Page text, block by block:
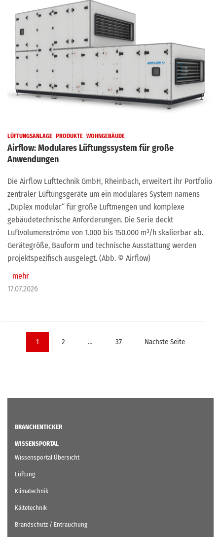
LÜFTUNGSANLAGE PRODUKTE WOHNGEBÄUDE
Airflow: Modulares Lüftungssystem für große
Anwendungen
Die Airflow Lufttechnik GmbH, Rheinbach, erweitert ihr Portfolio
zentraler Lüftungsgeräte um ein modulares System namens
„Duplex modular“ für große Luftmengen und komplexe
gebäudetechnische Anforderungen. Die Serie deckt
Luftvolumenströme von 1.000 bis 150.000 m³/h skalierbar ab.
Gerätegröße, Bauform und technische Ausstattung werden
projektspezifisch ausgelegt. (Abb. © Airflow)
mehr
17.07.2026
Seitennummerierung
1 2 … 37 Nächste Seite
BRANCHENTICKER
WISSENSPORTAL
Wissensportal Übersicht
Lüftung
Klimatechnik
Kältetechnik
Brandschutz / Entrauchung